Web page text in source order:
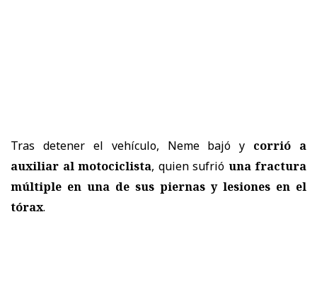
Tras detener el vehículo, Neme bajó y corrió a
auxiliar al motociclista, quien sufrió una fractura
múltiple en una de sus piernas y lesiones en el
tórax.